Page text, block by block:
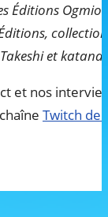
et
et nos
Twitch de